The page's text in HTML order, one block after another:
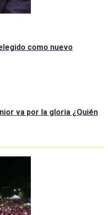
como nuevo
va por la gloria ¿Quién